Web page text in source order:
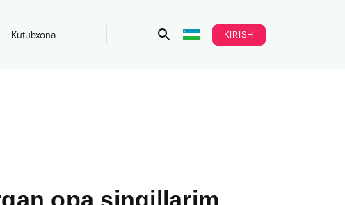
Kutubxona KIRISH
opa singillarim